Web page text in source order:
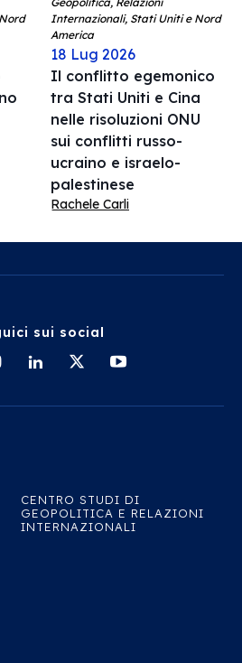
Internazionali, Stati Uniti e Nord
America
18 Lug 2026
Il conflitto egemonico
tra Stati Uniti e Cina
nelle risoluzioni ONU
sui conflitti russo-
ucraino e israelo-
palestinese
Rachele Carli
sui social
CENTRO STUDI DI
GEOPOLITICA E RELAZIONI
INTERNAZIONALI